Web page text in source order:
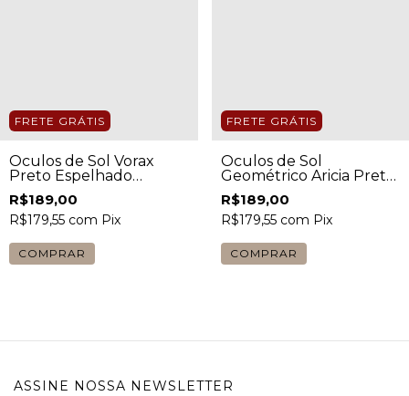
FRETE GRÁTIS
Óculos de Sol Vorax
Preto Espelhado
Unissex
R$189,00
R$179,55 com Pix
COMPRAR
FRETE GRÁTIS
Óculos de Sol
Geométrico Aricia Preto
Feminino
R$189,00
R$179,55 com Pix
COMPRAR
ASSINE NOSSA NEWSLETTER